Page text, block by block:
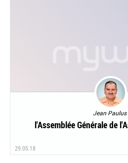
Jean Paulus
l'Assemblée Générale de
29.05.18